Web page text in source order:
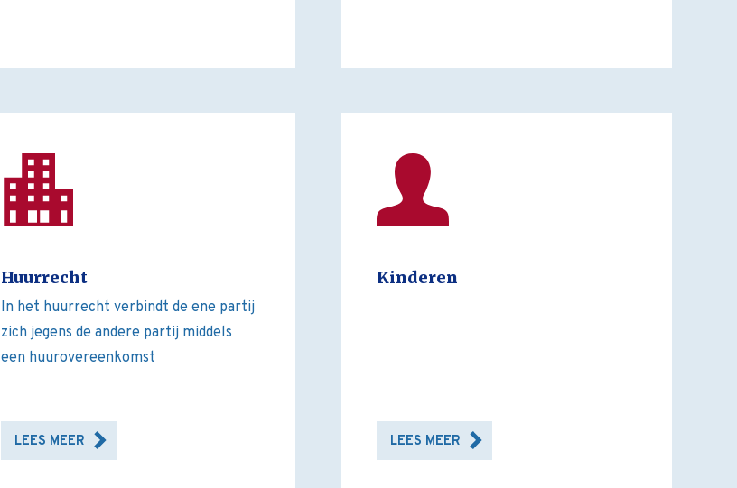
Huurrecht
In het huurrecht verbindt de ene partij
zich jegens de andere partij middels
een huurovereenkomst
LEES MEER
Kinderen
LEES MEER